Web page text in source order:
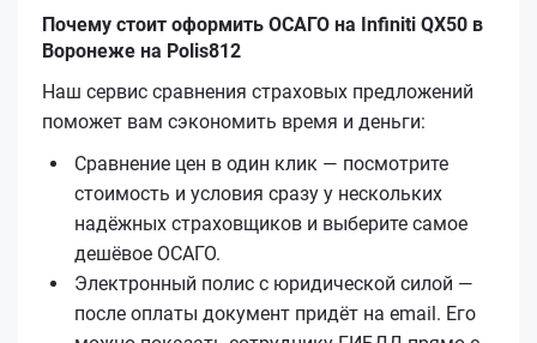
Почему стоит оформить ОСАГО на Infiniti QX50 в
Воронеже на Polis812
Наш сервис сравнения страховых предложений
поможет вам сэкономить время и деньги:
Сравнение цен в один клик — посмотрите
стоимость и условия сразу у нескольких
надёжных страховщиков и выберите самое
дешёвое ОСАГО.
Электронный полис с юридической силой —
после оплаты документ придёт на email. Его